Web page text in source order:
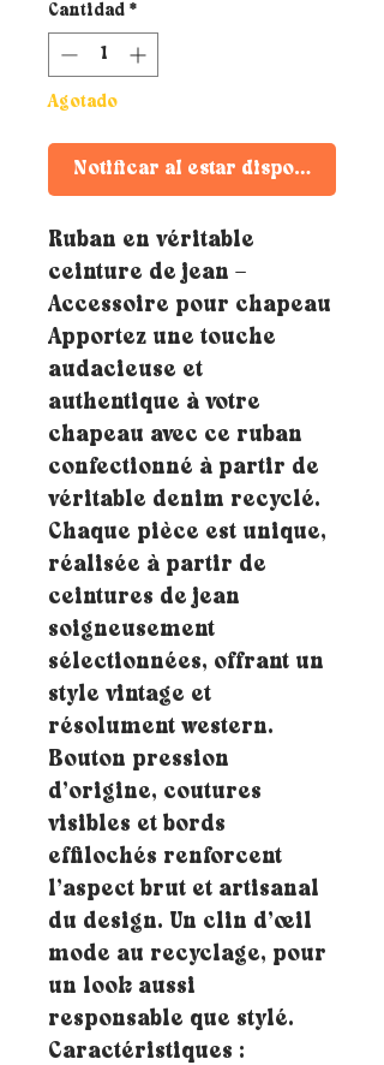
Cantidad *
Agotado
Notificar al estar disponible
Ruban en véritable
ceinture de jean –
Accessoire pour chapeau
Apportez une touche
audacieuse et
authentique à votre
chapeau avec ce ruban
confectionné à partir de
véritable denim recyclé.
Chaque pièce est unique,
réalisée à partir de
ceintures de jean
soigneusement
sélectionnées, offrant un
style vintage et
résolument western.
Bouton pression
d’origine, coutures
visibles et bords
effilochés renforcent
l’aspect brut et artisanal
du design. Un clin d’œil
mode au recyclage, pour
un look aussi
responsable que stylé.
Caractéristiques :